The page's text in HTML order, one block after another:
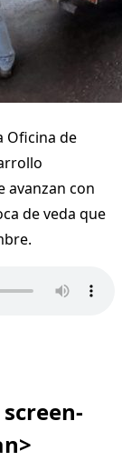
Oficina de
avanzan con
de veda que